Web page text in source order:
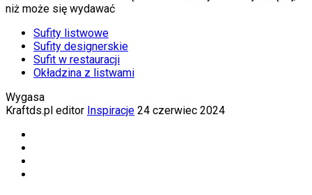
Sufity listwowe
Sufity designerskie
Sufit w restauracji
Okładzina z listwami
Wygasa
Kraftds.pl editor Inspiracje 24 czerwiec 2024